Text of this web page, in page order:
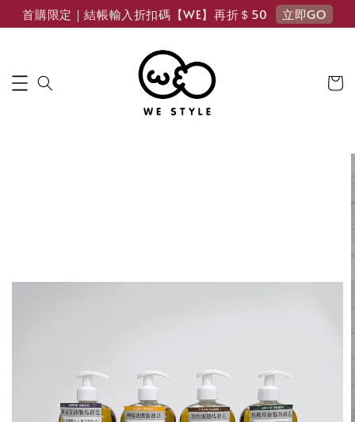
首購限定｜結帳輸入折扣碼【WE】再折＄50 立即GO